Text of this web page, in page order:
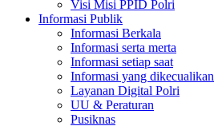
Visi Misi PPID Polri
Informasi Publik
Informasi Berkala
Informasi serta merta
Informasi setiap saat
Informasi yang dikecualikan
Layanan Digital Polri
UU & Peraturan
Pusiknas